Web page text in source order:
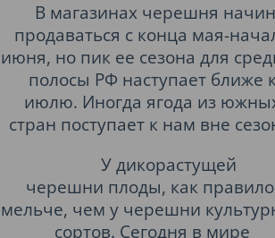
В магазинах черешня
продаваться с конца мая-
июня, но пик ее сезона для
полосы РФ наступает ближе
июлю. Иногда ягода из
стран поступает к нам вне
У дикорастущей
черешни плоды, как
мельче, чем у черешни
сортов. Сегодня в мире